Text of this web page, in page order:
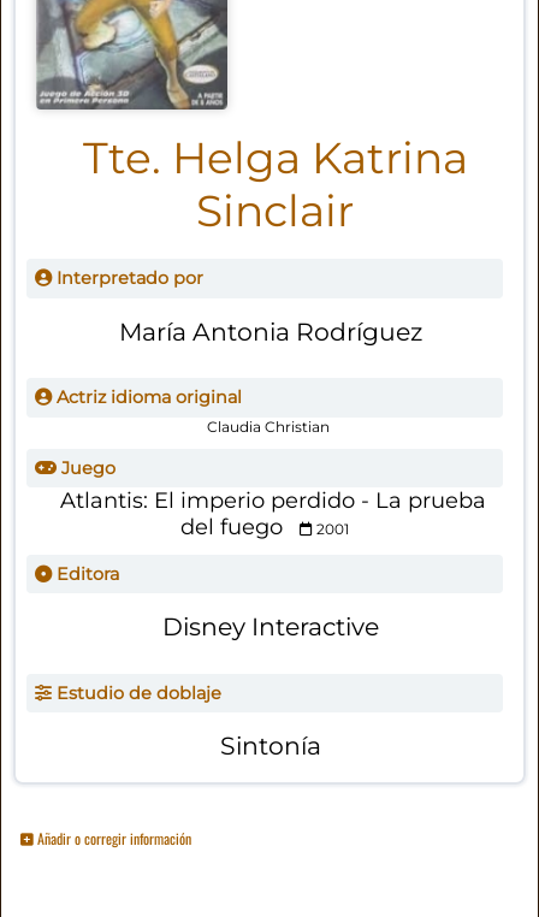
Tte. Helga Katrina
Sinclair
Interpretado por
María Antonia Rodríguez
Actriz idioma original
Claudia Christian
Juego
Atlantis: El imperio perdido - La prueba
del fuego
2001
Editora
Disney Interactive
Estudio de doblaje
Sintonía
Añadir o corregir información